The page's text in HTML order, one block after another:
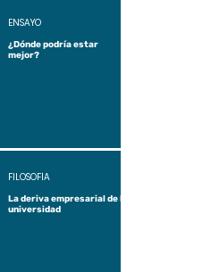
¿Dónde podría estar
mejor?
ENSAYO
La deriva empresarial de la
universidad
FILOSOFÍA